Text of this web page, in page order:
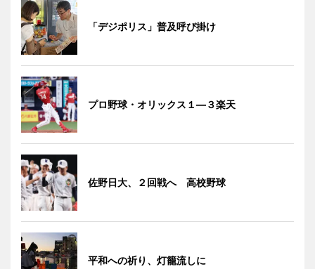
「デジポリス」普及呼び掛け
プロ野球・オリックス１―３楽天
佐野日大、２回戦へ 高校野球
平和への祈り、灯籠流しに